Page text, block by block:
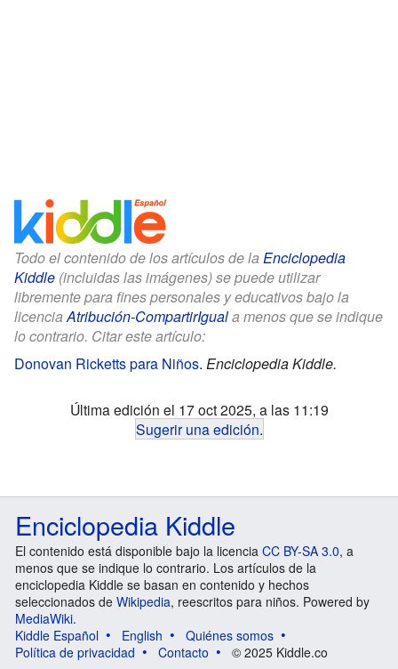
Todo el contenido de los artículos de la Enciclopedia
Kiddle (incluidas las imágenes) se puede utilizar
libremente para fines personales y educativos bajo la
licenciaAtribución-CompartirIguala menos que se indique
lo contrario. Citar este artículo:
Donovan Ricketts para Niños. Enciclopedia Kiddle.
Última edición el 17 oct 2025, a las 11:19
Sugerir una edición.
Enciclopedia Kiddle
El contenido está disponible bajo la licencia CC BY-SA 3.0, a
menos que se indique lo contrario. Los artículos de la
enciclopedia Kiddle se basan en contenido y hechos
seleccionados de Wikipedia, reescritos para niños. Powered by
MediaWiki.
Kiddle Español
English
Quiénes somos
Política de privacidad
Contacto © 2025 Kiddle.co